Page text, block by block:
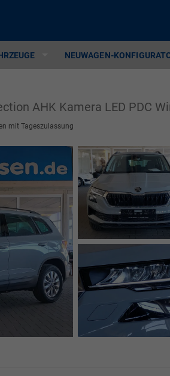
NEUWAGEN-
AHK Kamera LED PDC
mit Tageszulassung